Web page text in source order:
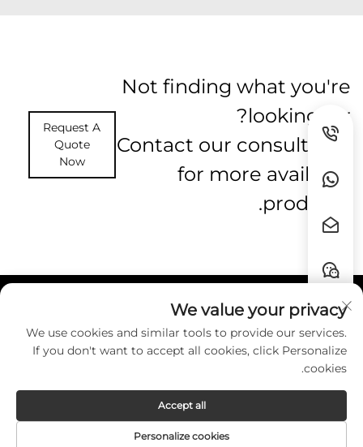
Not finding what you're
looking for?
Contact our consultants
for more available
products.
Request A
Quote
Now
روابط سريعة
اتصل بنا
Copyright © Guangzhou HZW Enterprise
We value your privacy
We use cookies and similar tools to provide our services.
If you don't want to accept all cookies, click Personalize
cookies.
Personalize cookies
Accept all